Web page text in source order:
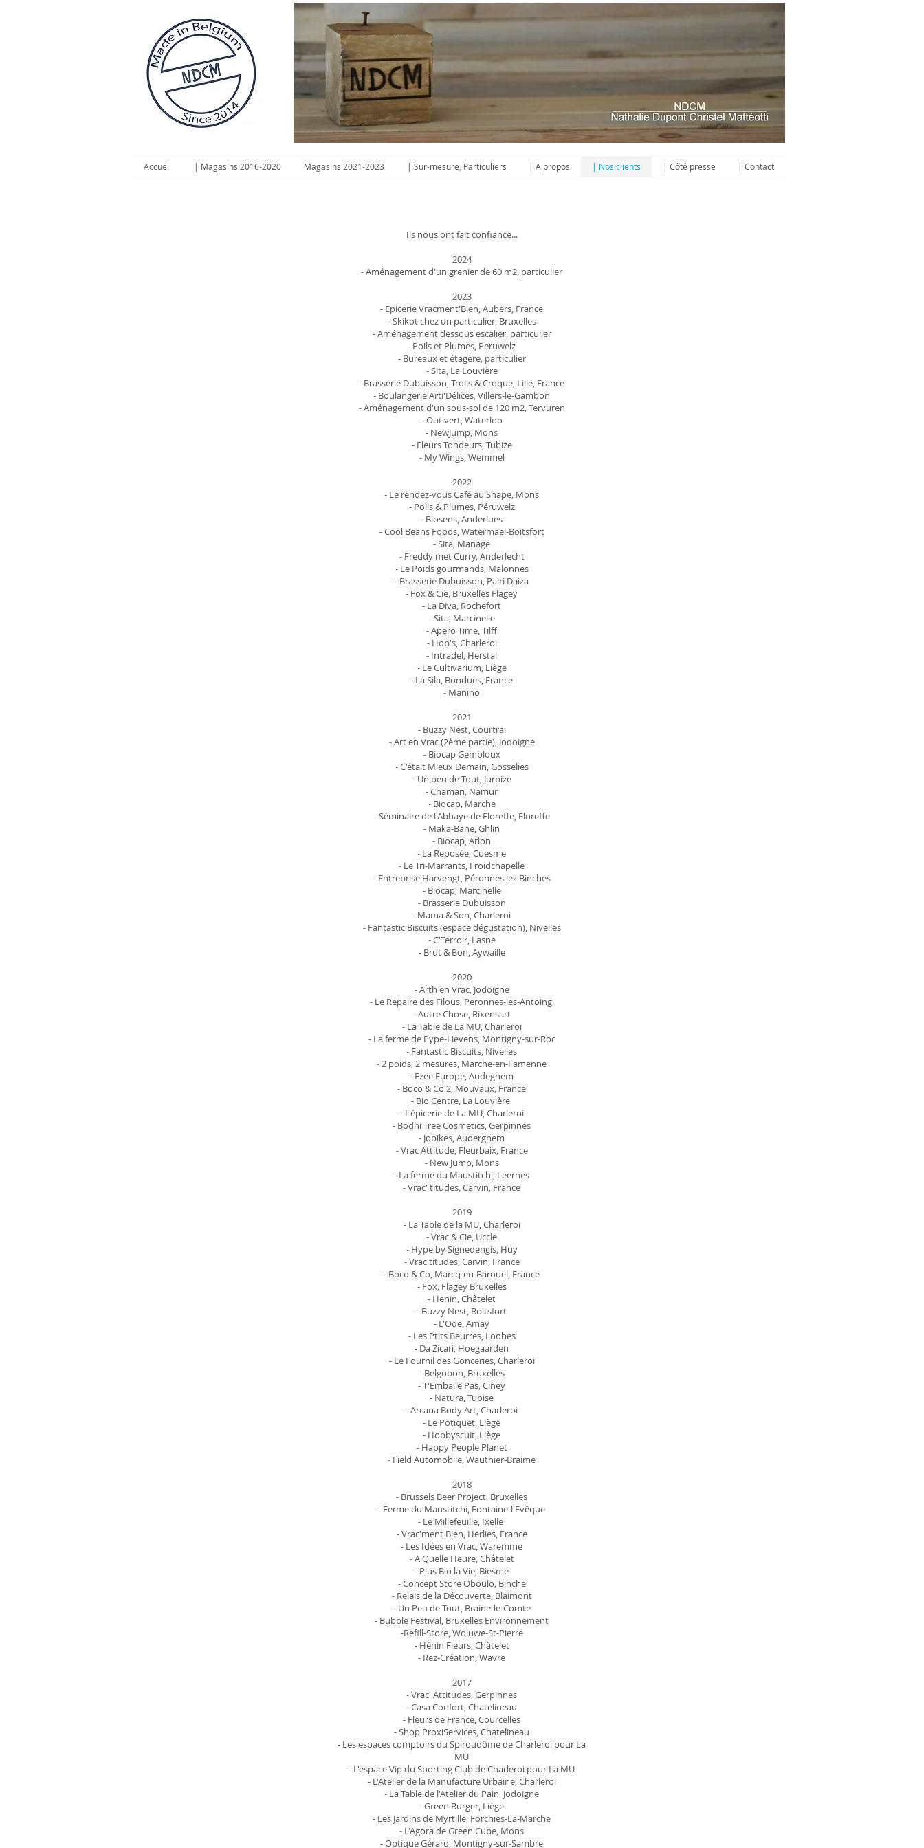
Ils nous ont fait confiance...
2024
- Aménagement d'un grenier de 60 m2, particulier
2023
- Epicerie Vracment'Bien, Aubers, France
- Skikot chez un particulier, Bruxelles
- Aménagement dessous escalier, particulier
- Poils et Plumes, Peruwelz
- Bureaux et étagère, particulier
- Sita, La Louvière
- Brasserie Dubuisson, Trolls & Croque, Lille, France
- Boulangerie Arti'Délices, Villers-le-Gambon
- Aménagement d'un sous-sol de 120 m2, Tervuren
- Outivert, Waterloo
- NewJump, Mons
- Fleurs Tondeurs, Tubize
- My Wings, Wemmel
2022
- Le rendez-vous Café au Shape, Mons
- Poils & Plumes, Péruwelz
- Biosens, Anderlues
- Cool Beans Foods, Watermael-Boitsfort
- Sita, Manage
- Freddy met Curry, Anderlecht
- Le Poids gourmands, Malonnes
- Brasserie Dubuisson, Pairi Daiza
- Fox & Cie, Bruxelles Flagey
- La Diva, Rochefort
- Sita, Marcinelle
- Apéro Time, Tilff
- Hop's, Charleroi
- Intradel, Herstal
- Le Cultivarium, Liège
- La Sila, Bondues, France
- Manino
2021
- Buzzy Nest, Courtrai
- Art en Vrac (2ème partie), Jodoigne
- Biocap Gembloux
- C'était Mieux Demain, Gosselies
- Un peu de Tout, Jurbize
- Chaman, Namur
- Biocap, Marche
- Séminaire de l'Abbaye de Floreffe, Floreffe
- Maka-Bane, Ghlin
- Biocap, Arlon
- La Reposée, Cuesme
- Le Tri-Marrants, Froidchapelle
- Entreprise Harvengt, Péronnes lez Binches
- Biocap, Marcinelle
- Brasserie Dubuisson
- Mama & Son, Charleroi
- Fantastic Biscuits (espace dégustation), Nivelles
- C'Terroir, Lasne
- Brut & Bon, Aywaille
2020
- Arth en Vrac, Jodoigne
- Le Repaire des Filous, Peronnes-les-Antoing
- Autre Chose, Rixensart
- La Table de La MU, Charleroi
- La ferme de Pype-Lievens, Montigny-sur-Roc
- Fantastic Biscuits, Nivelles
- 2 poids, 2 mesures, Marche-en-Famenne
- Ezee Europe, Audeghem
- Boco & Co 2, Mouvaux, France
- Bio Centre, La Louvière
- L'épicerie de La MU, Charleroi
- Bodhi Tree Cosmetics,Gerpinnes
- Jobikes, Auderghem
- Vrac Attitude, Fleurbaix, France
- New Jump, Mons
- La ferme du Maustitchi, Leernes
- Vrac' titudes, Carvin, France
2019
- La Table de la MU, Charleroi
- Vrac & Cie, Uccle
- Hype by Signedengis, Huy
- Vrac titudes, Carvin, France
- Boco & Co, Marcq-en-Barouel, France
- Fox, Flagey Bruxelles
- Henin, Châtelet
- Buzzy Nest, Boitsfort
- L'Ode, Amay
- Les Ptits Beurres, Loobes
- Da Zicari, Hoegaarden
- Le Fournil des Gonceries, Charleroi
- Belgobon, Bruxelles
- T'Emballe Pas, Ciney
- Natura, Tubise
- Arcana Body Art, Charleroi
- Le Potiquet, Liège
- Hobbyscuit, Liège
- Happy People Planet
- Field Automobile, Wauthier-Braime
2018
- Brussels Beer Project, Bruxelles
- Ferme du Maustitchi, Fontaine-l'Evêque
- Le Millefeuille, Ixelle
- Vrac'ment Bien, Herlies, France
- Les Idées en Vrac, Waremme
- A Quelle Heure, Châtelet
- Plus Bio la Vie, Biesme
- Concept Store Oboulo, Binche
- Relais de la Découverte, Blaimont
- Un Peu de Tout, Braine-le-Comte
- Bubble Festival, Bruxelles Environnement
-Refill-Store, Woluwe-St-Pierre
- Hénin Fleurs, Châtelet
- Rez-Création, Wavre
2017
- Vrac' Attitudes, Gerpinnes
- Casa Confort, Chatelineau
- Fleurs de France, Courcelles
- Shop ProxiServices, Chatelineau
- Les espaces comptoirs du Spiroudôme de Charleroi pour La
MU
- L'espace Vip du Sporting Club de Charleroi pour La MU
- L'Atelier de la Manufacture Urbaine, Charleroi
- La Table de l'Atelier du Pain, Jodoigne
- Green Burger, Liège
- Les Jardins de Myrtille, Forchies-La-Marche
- L'Agora de Green Cube, Mons
- Optique Gérard, Montigny-sur-Sambre
Accueil | Magasins 2016-2020 Magasins 2021-2023 | Sur-mesure, Particuliers | A propos | Nos clients | Côté presse | Contact